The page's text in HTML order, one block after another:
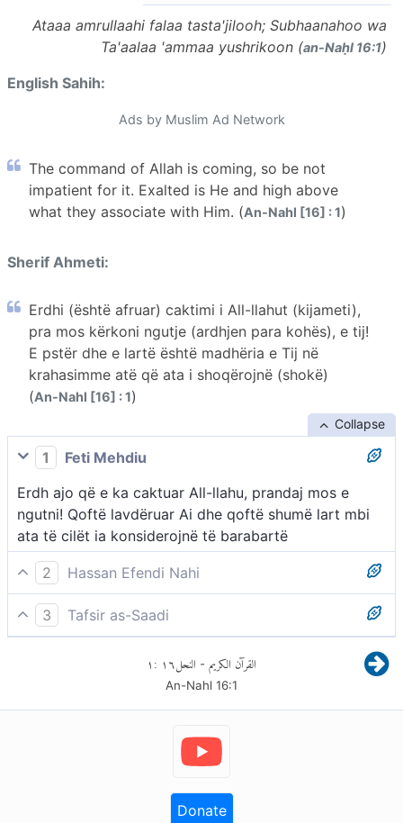
Ataaa amrullaahi falaa tasta'jilooh; Subhaanahoo wa
Ta'aalaa 'ammaa yushrikoon (an-Naḥl 16:1)
English Sahih:
Ads by Muslim Ad Network
The command of Allah is coming, so be not
impatient for it. Exalted is He and high above
what they associate with Him. (An-Nahl [16] : 1)
Sherif Ahmeti:
Erdhi (është afruar) caktimi i All-llahut (kijameti),
pra mos kërkoni ngutje (ardhjen para kohës), e tij!
E pstër dhe e lartë është madhëria e Tij në
krahasimme atë që ata i shoqërojnë (shokë)
(An-Nahl [16] : 1)
Collapse
1
Feti Mehdiu
Erdh ajo që e ka caktuar All-llahu, prandaj mos e
ngutni! Qoftë lavdëruar Ai dhe qoftë shumë lart mbi
ata të cilët ia konsiderojnë të barabartë
2
Hassan Efendi Nahi
Urdhri i Allahut do të arrijë patjetër, andaj mos e
shpejtoni atë! I lavdëruar qoftë Ai dhe i lartësuar mbi
3
Tafsir as-Saadi
shumë pranë dhe patjetër do të ndodhë, Allahu i
Erdhi (është afruar) urdhri i Allahut (kijameti). Pra mos
Atij ka për t’i ardhur koha patjetër, dhe gjithçka që ka
القرآن الكريم - النحل١٦ :١
An-Nahl 16:1
Donate